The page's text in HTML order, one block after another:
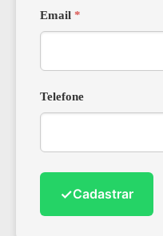
Email *
Telefone
✓Cadastrar